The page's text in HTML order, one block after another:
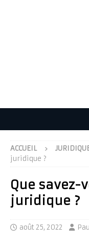
ACCUEIL
juridique ?
Que savez-
juridique ?
août 25, 2022